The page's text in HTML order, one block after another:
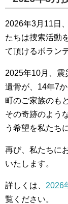
2026年3月11日
たちは捜索活動
て頂けるボラン
2025年10月、震
遺骨が、14年7
町のご家族のも
その奇跡のよう
う希望を私たち
再び、私たちに
いたします。
詳しくは、 2026
覧ください。
埋蔵発掘/資
2026年3月
集中捜索活
ボランティ
被災者支援活
港町の縫い